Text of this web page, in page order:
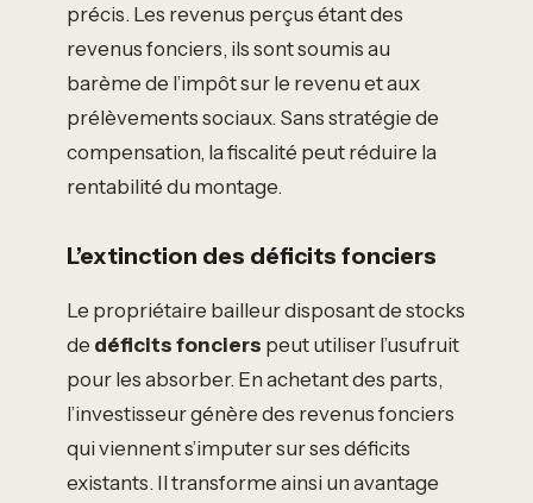
précis. Les revenus perçus étant des
revenus fonciers, ils sont soumis au
barème de l’impôt sur le revenu et aux
prélèvements sociaux. Sans stratégie de
compensation, la fiscalité peut réduire la
rentabilité du montage.
L’extinction des déficits fonciers
Le propriétaire bailleur disposant de stocks
de déficits fonciers peut utiliser l’usufruit
pour les absorber. En achetant des parts,
l’investisseur génère des revenus fonciers
qui viennent s’imputer sur ses déficits
existants. Il transforme ainsi un avantage